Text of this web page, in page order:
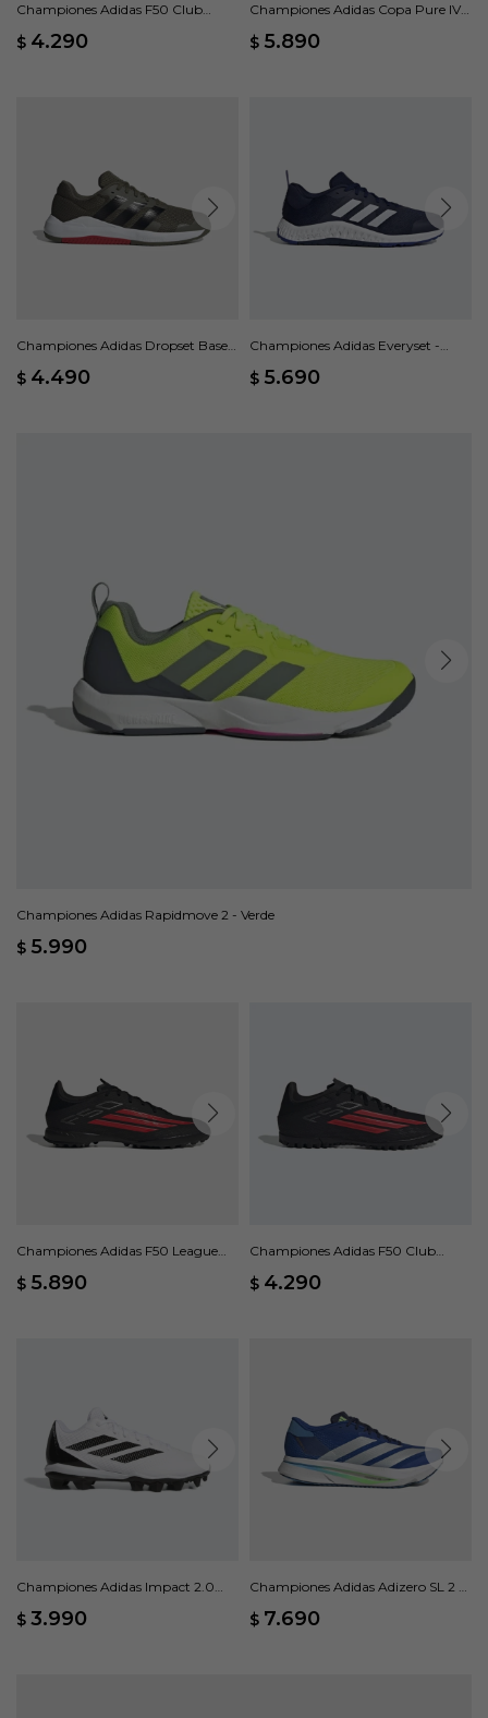
Championes Adidas F50 Club
$ 4.290
Championes Adidas Copa Pure IV
$ 5.890
Championes Adidas Dropset Base -
$ 4.490
Championes Adidas Everyset -
$ 5.690
Championes Adidas Rapidmove 2 - Verde
$ 5.990
Championes Adidas F50 League
$ 5.890
Championes Adidas F50 Club
$ 4.290
Championes Adidas Impact 2.0
$ 3.990
Championes Adidas Adizero SL 2 -
$ 7.690